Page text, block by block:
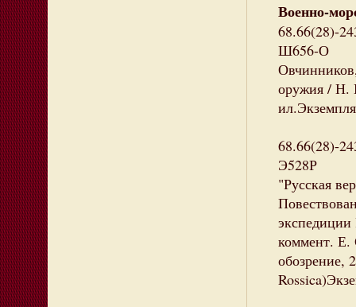
Военно-
68.66(28)-
Ш656-О
оружия / Н.
68.66(28)-
Э528Р
"Русская
экспедиции
коммент.
обозрение,